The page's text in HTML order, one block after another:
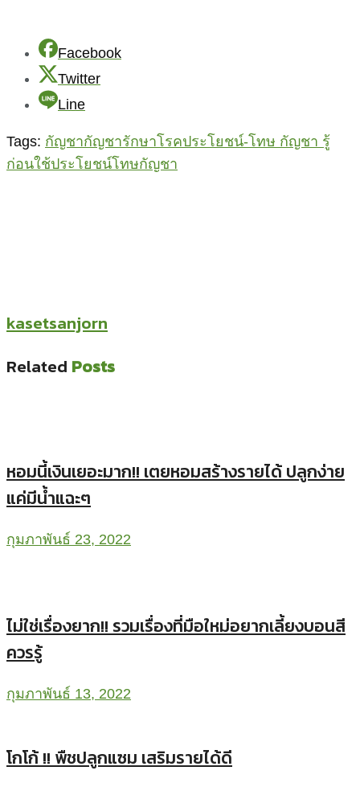
Facebook
Twitter
Line
Tags: กัญชากัญชารักษาโรคประโยชน์-โทษ กัญชา รู้
ก่อนใช้ประโยชน์โทษกัญชา
kasetsanjorn
Related Posts
หอมนี้เงินเยอะมาก!! เตยหอมสร้างรายได้ ปลูกง่าย
แค่มีน้ำแฉะๆ
กุมภาพันธ์ 23, 2022
ไม่ใช่เรื่องยาก!! รวมเรื่องที่มือใหม่อยากเลี้ยงบอนสี
ควรรู้
กุมภาพันธ์ 13, 2022
โกโก้ !! พืชปลูกแซม เสริมรายได้ดี